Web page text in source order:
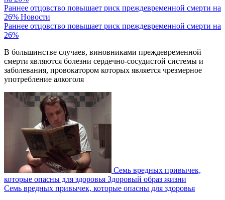
Раннее отцовство повышает риск преждевременной смерти на
26% Новости
Раннее отцовство повышает риск преждевременной смерти на
26%
В большинстве случаев, виновниками преждевременной
смерти являются болезни сердечно-сосудистой системы и
заболевания, провокатором которых является чрезмерное
употребление алкоголя
Семь вредных привычек,
которые опасны для здоровья Здоровый образ жизни
Семь вредных привычек, которые опасны для здоровья